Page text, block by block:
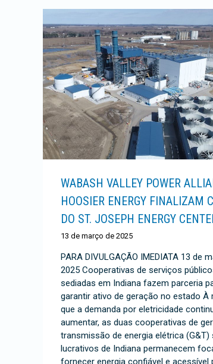
WABASH VALLEY POWER
HOOSIER ENERGY FINALIZAM
DO ST. JOSEPH ENERGY
13 de março de 2025
PARA DIVULGAÇÃO IMEDIATA 13 de
2025 Cooperativas de serviços
sediadas em Indiana fazem parceria
garantir ativo de geração no estado À
que a demanda por eletricidade
aumentar, as duas cooperativas de
transmissão de energia elétrica (G&T)
lucrativos de Indiana permanecem
fornecer energia confiável e acessível